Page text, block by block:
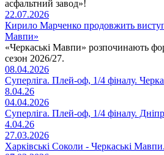
асфальтний завод»!
22.07.2026
Кирило Марченко продовжить
Мавпи»
«Черкаські Мавпи» розпочинають
сезон 2026/27.
08.04.2026
Суперліга. Плей-оф, 1/4 фіналу.
8.04.26
04.04.2026
Суперліга. Плей-оф, 1/4 фіналу.
4.04.26
27.03.2026
Харківські Соколи - Черкаські